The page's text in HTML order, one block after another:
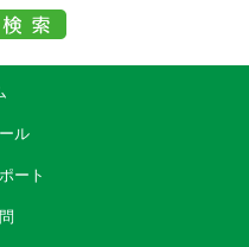
ル
ート